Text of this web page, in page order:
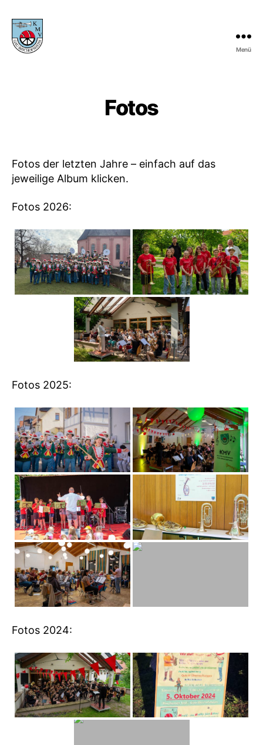
Menü
Fotos
Fotos der letzten Jahre – einfach auf das
jeweilige Album klicken.
Fotos 2026:
Fotos 2025:
Fotos 2024: